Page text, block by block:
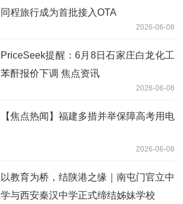
同程旅行成为首批接入OTA
2026-06-08
PriceSeek提醒：6月8日石家庄白龙化工
苯酐报价下调 焦点资讯
2026-06-08
【焦点热闻】福建多措并举保障高考用电
2026-06-08
以教育为桥，结陕港之缘｜南屯门官立中
学与西安秦汉中学正式缔结姊妹学校